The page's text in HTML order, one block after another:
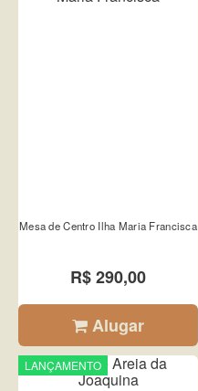
Mesa de Centro Ilha Maria Francisca
R$ 290,00
Alugar
LANÇAMENTO